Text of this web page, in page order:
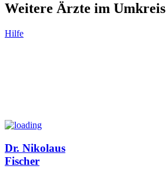
Weitere Ärzte im Umkreis
Hilfe
Dr. Nikolaus
Fischer